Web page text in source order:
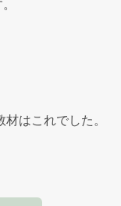
はこれでした。